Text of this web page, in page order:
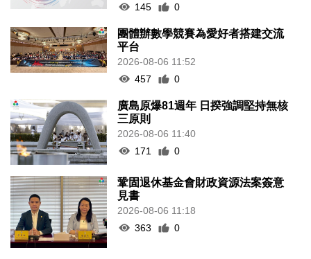
145
0
團體辦數學競賽為愛好者搭建交流
平台
2026-08-06 11:52
457
0
廣島原爆81週年 日揆強調堅持無核
三原則
2026-08-06 11:40
171
0
鞏固退休基金會財政資源法案簽意
見書
2026-08-06 11:18
363
0